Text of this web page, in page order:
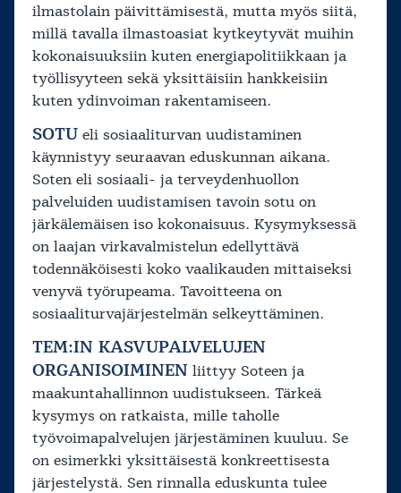
ilmastolain päivittämisestä, mutta myös siitä,
millä tavalla ilmastoasiat kytkeytyvät muihin
kokonaisuuksiin kuten energiapolitiikkaan ja
työllisyyteen sekä yksittäisiin hankkeisiin
kuten ydinvoiman rakentamiseen.
SOTU eli sosiaaliturvan uudistaminen
käynnistyy seuraavan eduskunnan aikana.
Soten eli sosiaali- ja terveydenhuollon
palveluiden uudistamisen tavoin sotu on
järkälemäisen iso kokonaisuus. Kysymyksessä
on laajan virkavalmistelun edellyttävä
todennäköisesti koko vaalikauden mittaiseksi
venyvä työrupeama. Tavoitteena on
sosiaaliturvajärjestelmän selkeyttäminen.
TEM:IN KASVUPALVELUJEN
ORGANISOIMINEN liittyy Soteen ja
maakuntahallinnon uudistukseen. Tärkeä
kysymys on ratkaista, mille taholle
työvoimapalvelujen järjestäminen kuuluu. Se
on esimerkki yksittäisestä konkreettisesta
järjestelystä. Sen rinnalla eduskunta tulee